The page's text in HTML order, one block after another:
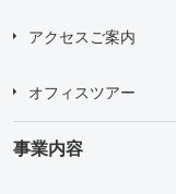
企業理念
メンバー紹介
アクセスご案内